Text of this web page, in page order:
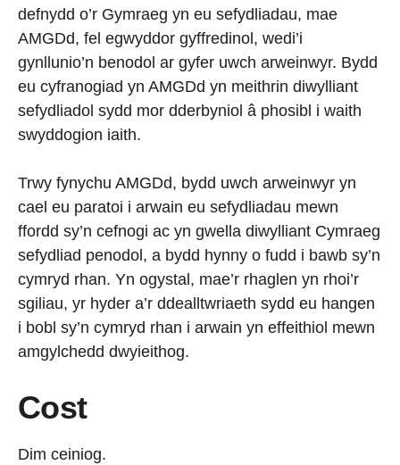
defnydd o’r Gymraeg yn eu sefydliadau, mae
AMGDd, fel egwyddor gyffredinol, wedi’i
gynllunio’n benodol ar gyfer uwch arweinwyr. Bydd
eu cyfranogiad yn AMGDd yn meithrin diwylliant
sefydliadol sydd mor dderbyniol â phosibl i waith
swyddogion iaith.
Trwy fynychu AMGDd, bydd uwch arweinwyr yn
cael eu paratoi i arwain eu sefydliadau mewn
ffordd sy’n cefnogi ac yn gwella diwylliant Cymraeg
sefydliad penodol, a bydd hynny o fudd i bawb sy’n
cymryd rhan. Yn ogystal, mae’r rhaglen yn rhoi’r
sgiliau, yr hyder a’r ddealltwriaeth sydd eu hangen
i bobl sy’n cymryd rhan i arwain yn effeithiol mewn
amgylchedd dwyieithog.
Cost
Dim ceiniog.